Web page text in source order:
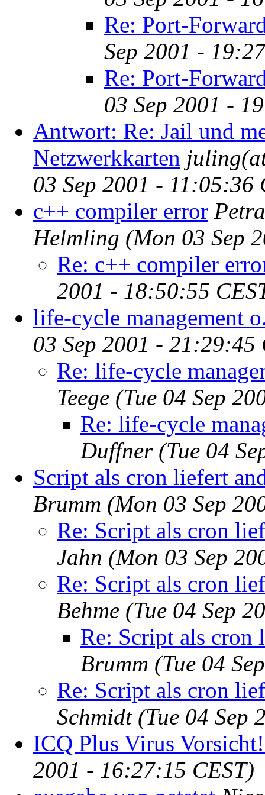
Re: Port-
Sep 2001 -
Re: Port-
03 Sep 2001 -
Antwort: Re: Jail und
Netzwerkkarten
03 Sep 2001 - 11:05:36
c++ compiler error
Helmling (Mon 03 Sep
Re: c++ compiler
2001 - 18:50:55
life-cycle management
03 Sep 2001 - 21:29:45
Re: life-cycle
Teege (Tue 04 Sep
Re: life-cycle
Duffner (Tue 04
Script als cron liefert
Brumm (Mon 03 Sep
Re: Script als cron
Jahn (Mon 03 Sep
Re: Script als cron
Behme (Tue 04 Sep
Re: Script als cron
Brumm (Tue 04
Re: Script als cron
Schmidt (Tue 04 Sep
ICQ Plus Virus
2001 - 16:27:15 CEST)